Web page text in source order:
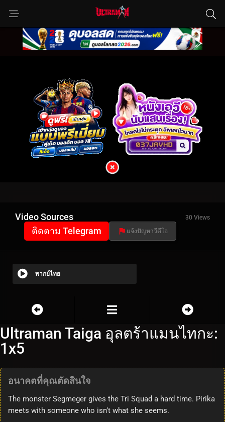
Video Sources 30 Views
ติดตาม Telegram แจ้งปัญหาวีดีโอ
พากย์ไทย
Ultraman Taiga อุลตร้าแมนไทกะ:
1x5
อนาคตที่คุณตัดสินใจ
The monster Segmeger gives the Tri Squad a hard time. Pirika
meets with someone who isn’t what she seems.